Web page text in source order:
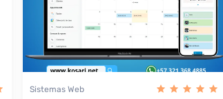
Sistemas Web